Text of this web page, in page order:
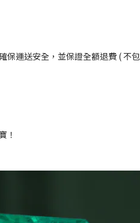
保運送安全，並保證全額退費 ( 不
！